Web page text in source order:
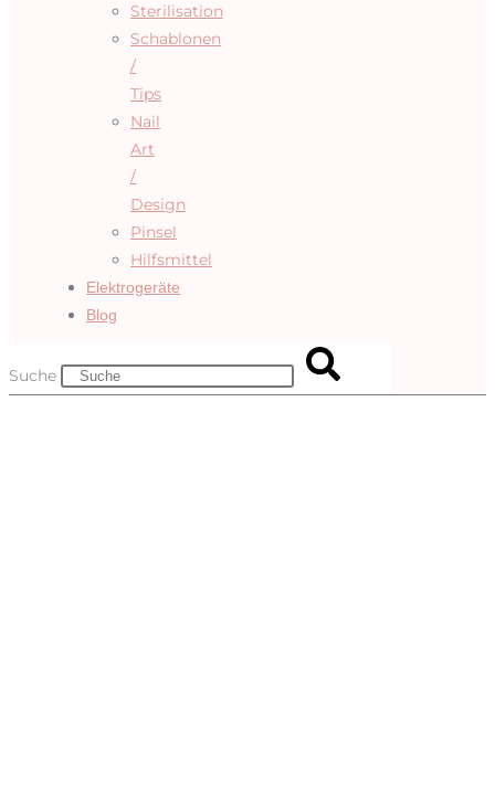
Sterilisation
Schablonen
/
Tips
Nail
Art
/
Design
Pinsel
Hilfsmittel
Elektrogeräte
Blog
Suche